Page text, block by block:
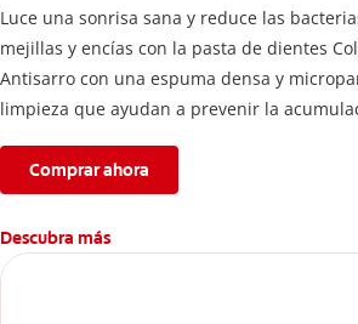
Luce una sonrisa sana y reduce las
mejillas y encías con la pasta de dientes
Antisarro con una espuma densa y
limpieza que ayudan a prevenir la
Comprar ahora
Descubra más